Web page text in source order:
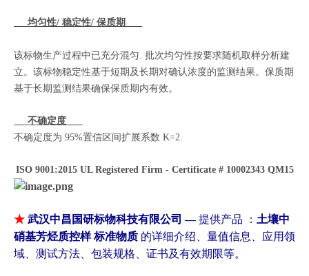
均匀性/ 稳定性/ 保质期
该标物生产过程中已充分混匀. 批次均匀性按要求随机取样分析建
立。该标物稳定性基于短期及长期对确认浓度的监测结果。保质期
基于长期监测结果确保保质期内有效。
不确定度
不确定度为 95%置信区间扩展系数 K=2.
ISO 9001:2015 UL Registered Firm - Certificate # 10002343 QM15
★ 武汉中昌国研标物科技有限公司 —提供产品 ： 土壤中
硝基芳烃质控样 标准物质 的详细介绍、量值信息、应用领
域、测试方法、包装规格、证书及有效期限等。